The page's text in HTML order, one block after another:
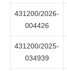
431200/2026-
004426
431200/2025-
034939